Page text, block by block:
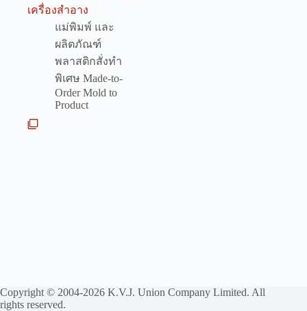
เครื่องสำอาง
แม่พิมพ์ และ
ผลิตภัณฑ์
พลาสติกสั่งทำ
พิเศษ Made-to-
Order Mold to
Product
Copyright © 2004-2026 K.V.J. Union Company Limited. All
rights reserved.